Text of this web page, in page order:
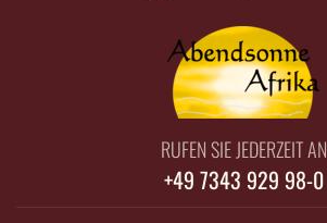
RUFEN SIE JEDERZEIT AN
+49 7343 929 98-0